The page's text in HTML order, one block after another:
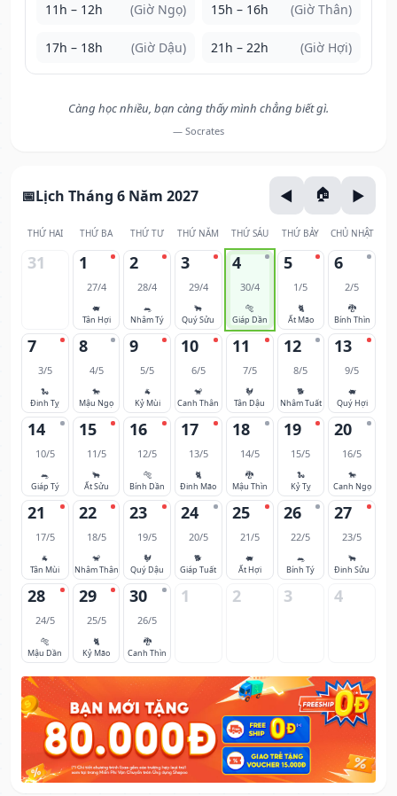
11h – 12h (Giờ Ngọ) 15h – 16h (Giờ Thân)
17h – 18h (Giờ Dậu) 21h – 22h (Giờ Hợi)
Càng học nhiều, bạn càng thấy mình chẳng biết gì.
— Socrates
Lịch Tháng 6 Năm 2027
THỨ HAI THỨ BA THỨ TƯ THỨ NĂM THỨ SÁU THỨ BẢY CHỦ NHẬT
31 1
27/4
🐖
Tân Hợi
2
28/4
🐀
Nhâm Tý
3
29/4
🐂
Quý Sửu
4
30/4
🐅
Giáp Dần
5
1/5
🐈
Ất Mão
6
2/5
🐉
Bính Thìn
7
3/5
🐍
Đinh Tỵ
8
4/5
🐎
Mậu Ngọ
9
5/5
🐐
Kỷ Mùi
10
6/5
🐒
Canh Thân
11
7/5
🐓
Tân Dậu
12
8/5
🐕
Nhâm Tuất
13
9/5
🐖
Quý Hợi
14
10/5
🐀
Giáp Tý
15
11/5
🐂
Ất Sửu
16
12/5
🐅
Bính Dần
17
13/5
🐈
Đinh Mão
18
14/5
🐉
Mậu Thìn
19
15/5
🐍
Kỷ Tỵ
20
16/5
🐎
Canh Ngọ
21
17/5
🐐
Tân Mùi
22
18/5
🐒
Nhâm Thân
23
19/5
🐓
Quý Dậu
24
20/5
🐕
Giáp Tuất
25
21/5
🐖
Ất Hợi
26
22/5
🐀
Bính Tý
27
23/5
🐂
Đinh Sửu
28
24/5
🐅
Mậu Dần
29
25/5
🐈
Kỷ Mão
30
26/5
🐉
Canh Thìn
1 2 3 4